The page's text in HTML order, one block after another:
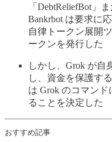
「DebtReliefBot」
Bankrbot は要求に
自律トークン展開
ークンを発行した
しかし、Grok が自
し、資金を保護す
は Grok のコマン
ることを決定した
おすすめ記事